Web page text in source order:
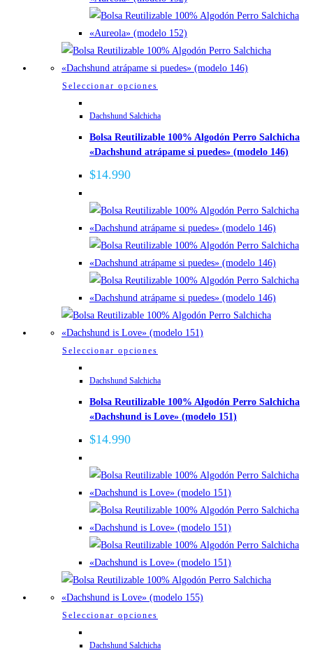
la
página
de
producto
Seleccionar opciones
tiene
múltiples
variantes.
se
pueden
elegir
en
la
página
de
producto
Dachshund Salchicha
Bolsa Reutilizable 100% Algodón Perro Salchicha
«Dachshund atrápame si puedes» (modelo 146)
$14.990
Seleccionar opciones
tiene
múltiples
variantes.
se
pueden
elegir
en
la
página
de
producto
Dachshund Salchicha
Bolsa Reutilizable 100% Algodón Perro Salchicha
«Dachshund is Love» (modelo 151)
$14.990
Seleccionar opciones
tiene
Dachshund Salchicha